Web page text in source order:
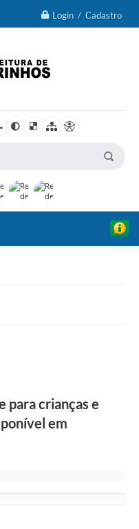
Login / Cadastro
para crianças e
em